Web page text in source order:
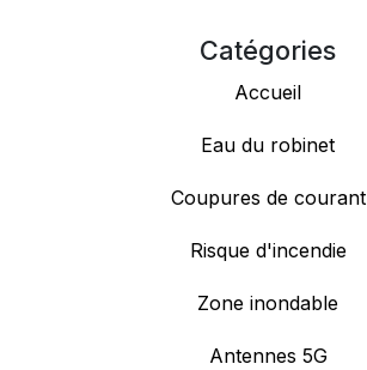
Catégories
Accueil
Eau du robinet
Coupures de courant
Risque d'incendie
Zone inondable
Antennes 5G